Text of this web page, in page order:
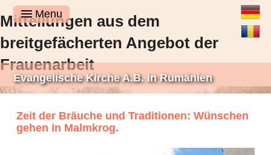
Mitteilungen aus dem
breitgefächerten Angebot der
Frauenarbeit
Evangelische Kirche A.B. in Rumänien
Zeit der Bräuche und Traditionen: Wünschen
gehen in Malmkrog.
Deutsch
Română
Menu